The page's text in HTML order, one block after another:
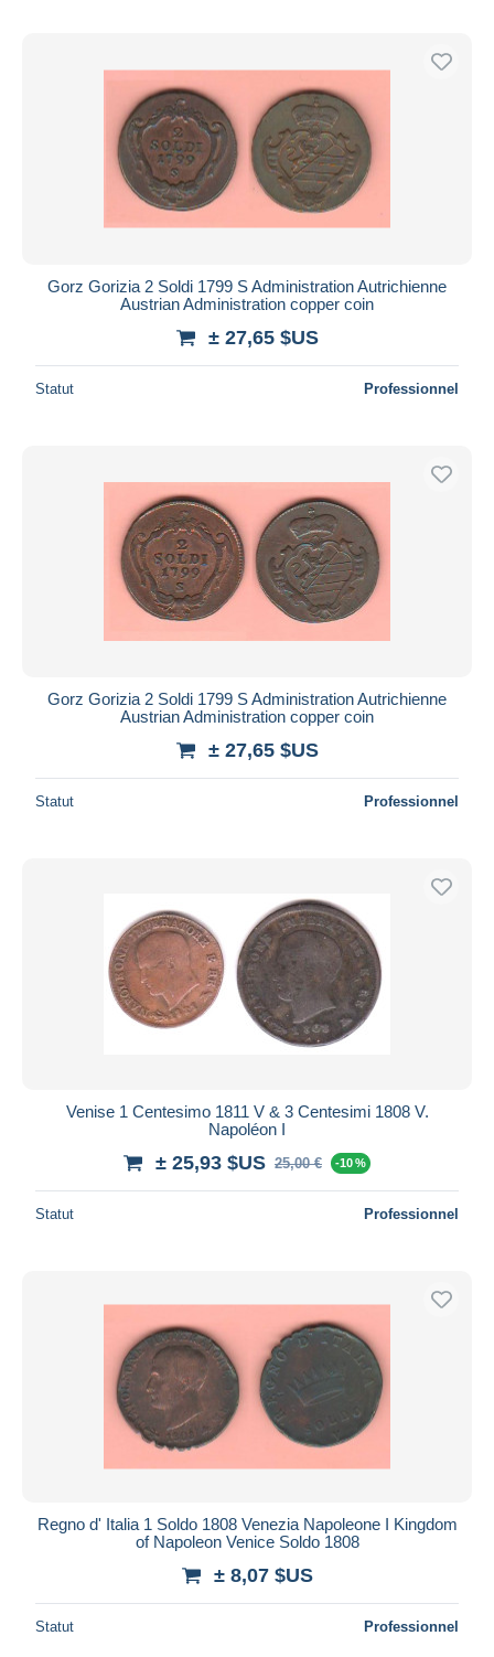
Gorz Gorizia 2 Soldi 1799 S Administration Autrichienne
Austrian Administration copper coin
± 27,65 $US
Statut Professionnel
Gorz Gorizia 2 Soldi 1799 S Administration Autrichienne
Austrian Administration copper coin
± 27,65 $US
Statut Professionnel
Venise 1 Centesimo 1811 V & 3 Centesimi 1808 V.
Napoléon I
± 25,93 $US 25,00 € -10 %
Statut Professionnel
Regno d' Italia 1 Soldo 1808 Venezia Napoleone I Kingdom
of Napoleon Venice Soldo 1808
± 8,07 $US
Statut Professionnel